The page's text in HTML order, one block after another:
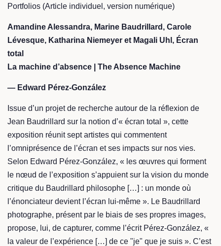
Portfolios (Article individuel, version numérique)
Amandine Alessandra, Marine Baudrillard, Carole
Lévesque, Katharina Niemeyer et Magali Uhl, Écran
total
La machine d’absence | The Absence Machine
— Edward Pérez­-González
Issue d’un projet de recherche autour de la réflexion de
Jean Baudrillard sur la notion d’« écran total », cette
exposition réunit sept artistes qui commentent
l’omniprésence de l’écran et ses impacts sur nos vies.
Selon Edward Pérez-González, « les œuvres qui forment
le nœud de l’exposition s’appuient sur la vision du monde
critique du Baudrillard philosophe […] : un monde où
l’énonciateur devient l’écran lui-même ». Le Baudrillard
photographe, présent par le biais de ses propres images,
propose, lui, de capturer, comme l’écrit Pérez-González, «
la valeur de l’expérience […] de ce "je" que je suis ». C’est